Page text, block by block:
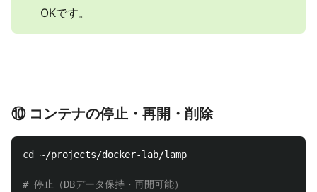
OKです。
⑩ コンテナの停止・再開・削除
cd ~/projects/docker-lab/lamp
# 停止（DBデータ保持・再開可能）